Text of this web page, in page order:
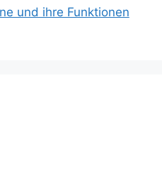
und ihre Funktionen